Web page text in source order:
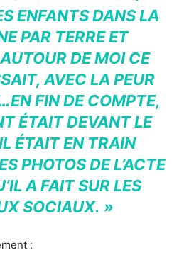
ENFANTS DANS LA
PAR TERRE ET
DE MOI CE
AVEC LA PEUR
FIN DE COMPTE,
ÉTAIT DEVANT LE
ÉTAIT EN TRAIN
PHOTOS DE L’ACTE
A FAIT SUR LES
SOCIAUX. »
: